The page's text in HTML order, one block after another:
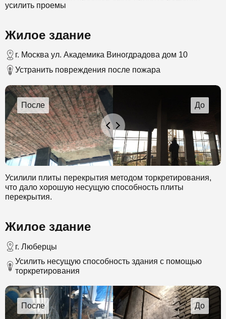
усилить проемы
Жилое здание
г. Москва ул. Академика Виногдрадова дом 10
Устранить повреждения после пожара
Усилили плиты перекрытия методом торкретирования,
что дало хорошую несущую способность плиты
перекрытия.
Жилое здание
г. Люберцы
Усилить несущую способность здания с помощью
торкретирования